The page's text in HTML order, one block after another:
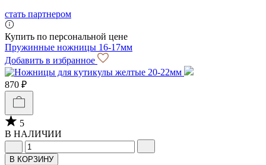
стать партнером
Купить по персональной цене
Пружинные ножницы 16-17мм
Добавить в избранное
870 ₽
5
В НАЛИЧИИ
В КОРЗИНУ